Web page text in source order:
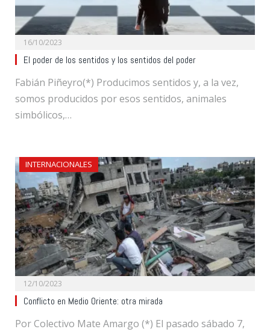
16/10/2023
El poder de los sentidos y los sentidos del poder
Fabián Piñeyro(*) Producimos sentidos y, a la vez,
somos producidos por esos sentidos, animales
simbólicos,…
INTERNACIONALES
12/10/2023
Conflicto en Medio Oriente: otra mirada
Por Colectivo Mate Amargo (*) El pasado sábado 7,